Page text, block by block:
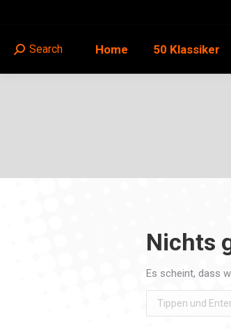
Home 50 Klassiker
Search:
Search
Nichts
Es scheint, dass
Search: